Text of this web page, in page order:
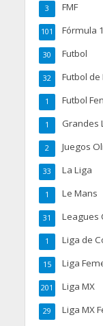
FMF
3
Fórmula 1
101
Futbol
30
Futbol de
32
Futbol
1
Grandes
1
Juegos
2
La Liga
33
Le Mans
1
Leagues
31
Liga de
1
Liga
15
Liga MX
201
Liga MX
29